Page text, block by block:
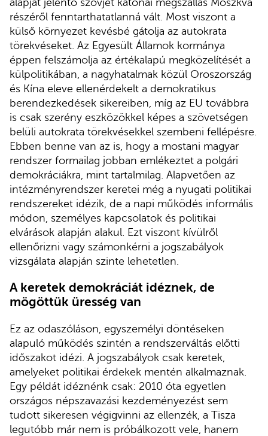
részéről fenntarthatatlanná vált. Most viszont a
külső környezet kevésbé gátolja az autokrata
törekvéseket. Az Egyesült Államok kormánya
éppen felszámolja az értékalapú megközelítését a
külpolitikában, a nagyhatalmak közül Oroszország
és Kína eleve ellenérdekelt a demokratikus
berendezkedések sikereiben, míg az EU továbbra
is csak szerény eszközökkel képes a szövetségen
belüli autokrata törekvésekkel szembeni fellépésre.
Ebben benne van az is, hogy a mostani magyar
rendszer formailag jobban emlékeztet a polgári
demokráciákra, mint tartalmilag. Alapvetően az
intézményrendszer keretei még a nyugati politikai
rendszereket idézik, de a napi működés informális
módon, személyes kapcsolatok és politikai
elvárások alapján alakul. Ezt viszont kívülről
ellenőrizni vagy számonkérni a jogszabályok
vizsgálata alapján szinte lehetetlen.
A keretek demokráciát idéznek, de
mögöttük üresség van
Ez az odaszóláson, egyszemélyi döntéseken
alapuló működés szintén a rendszerváltás előtti
időszakot idézi. A jogszabályok csak keretek,
amelyeket politikai érdekek mentén alkalmaznak.
Egy példát idéznénk csak: 2010 óta egyetlen
országos népszavazási kezdeményezést sem
tudott sikeresen végigvinni az ellenzék, a Tisza
legutóbb már nem is próbálkozott vele, hanem